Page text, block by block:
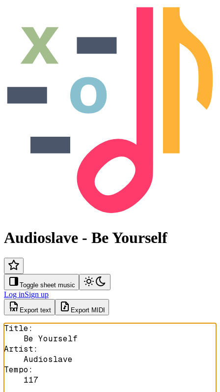
Audioslave - Be Yourself
Toggle sheet music
Log inSign up
Export text Export MIDI
Title:
Be Yourself
Artist:
Audioslave
Tempo :
117